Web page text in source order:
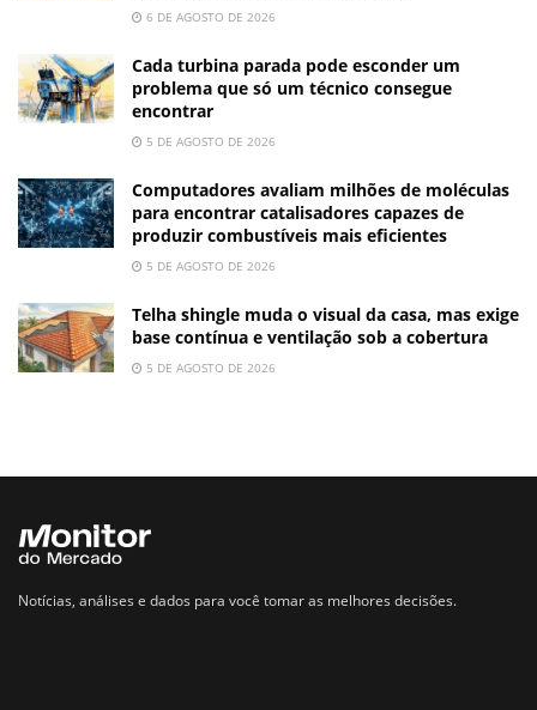
6 DE AGOSTO DE 2026
Cada turbina parada pode esconder um
problema que só um técnico consegue
encontrar
5 DE AGOSTO DE 2026
Computadores avaliam milhões de moléculas
para encontrar catalisadores capazes de
produzir combustíveis mais eficientes
5 DE AGOSTO DE 2026
Telha shingle muda o visual da casa, mas exige
base contínua e ventilação sob a cobertura
5 DE AGOSTO DE 2026
Notícias, análises e dados para você tomar as melhores decisões.